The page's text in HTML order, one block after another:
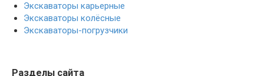
Экскаваторы карьерные
Экскаваторы колёсные
Экскаваторы-погрузчики
Разделы сайта